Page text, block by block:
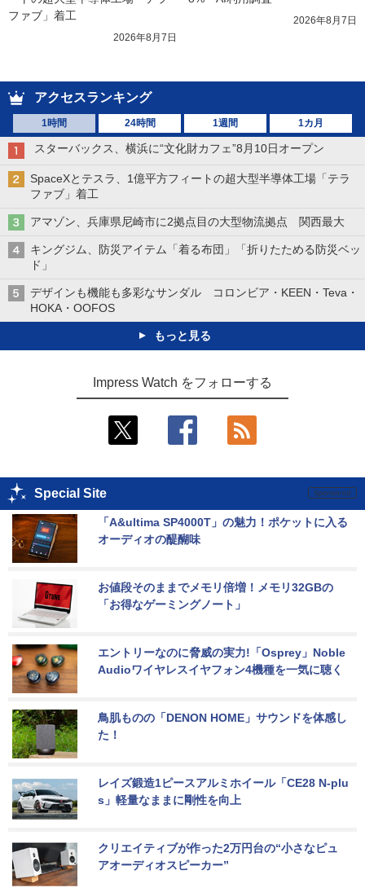
ファブ」着工
2026年8月7日
2026年8月7日
アクセスランキング
1時間 24時間 1週間 1カ月
スターバックス、横浜に“文化財カフェ”8月10日オープン
SpaceXとテスラ、1億平方フィートの超大型半導体工場「テラ
ファブ」着工
アマゾン、兵庫県尼崎市に2拠点目の大型物流拠点 関西最大
キングジム、防災アイテム「着る布団」「折りたためる防災ベッ
ド」
デザインも機能も多彩なサンダル コロンビア・KEEN・Teva・
HOKA・OOFOS
もっと見る
Impress Watch をフォローする
Special Site
「A&ultima SP4000T」の魅力！ポケットに入る
オーディオの醍醐味
お値段そのままでメモリ倍増！メモリ32GBの
「お得なゲーミングノート」
エントリーなのに脅威の実力!「Osprey」Noble
Audioワイヤレスイヤフォン4機種を一気に聴く
鳥肌ものの「DENON HOME」サウンドを体感し
た！
レイズ鍛造1ピースアルミホイール「CE28 N-plu
s」軽量なままに剛性を向上
クリエイティブが作った2万円台の“小さなピュ
アオーディオスピーカー”